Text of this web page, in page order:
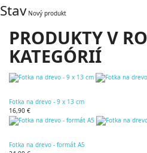
Stav Nový produkt
PRODUKTY V
KATEGÓRIÍ
Fotka na drevo - 9 x 13 cm
16,90 €
Fotka na drevo - formát A5